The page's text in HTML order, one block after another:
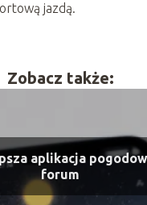
jazdą.
Zobacz także:
aplikacja
forum